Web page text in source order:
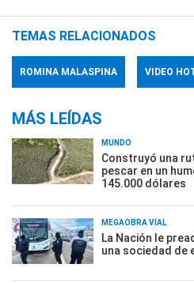
TEMAS RELACIONADOS
ROMINA MALASPINA VIDEO
MÁS LEÍDAS
MUNDO
Construyó una
pescar en un
145.000 dólares
MEGAOBRA VIAL
La Nación le
una sociedad de